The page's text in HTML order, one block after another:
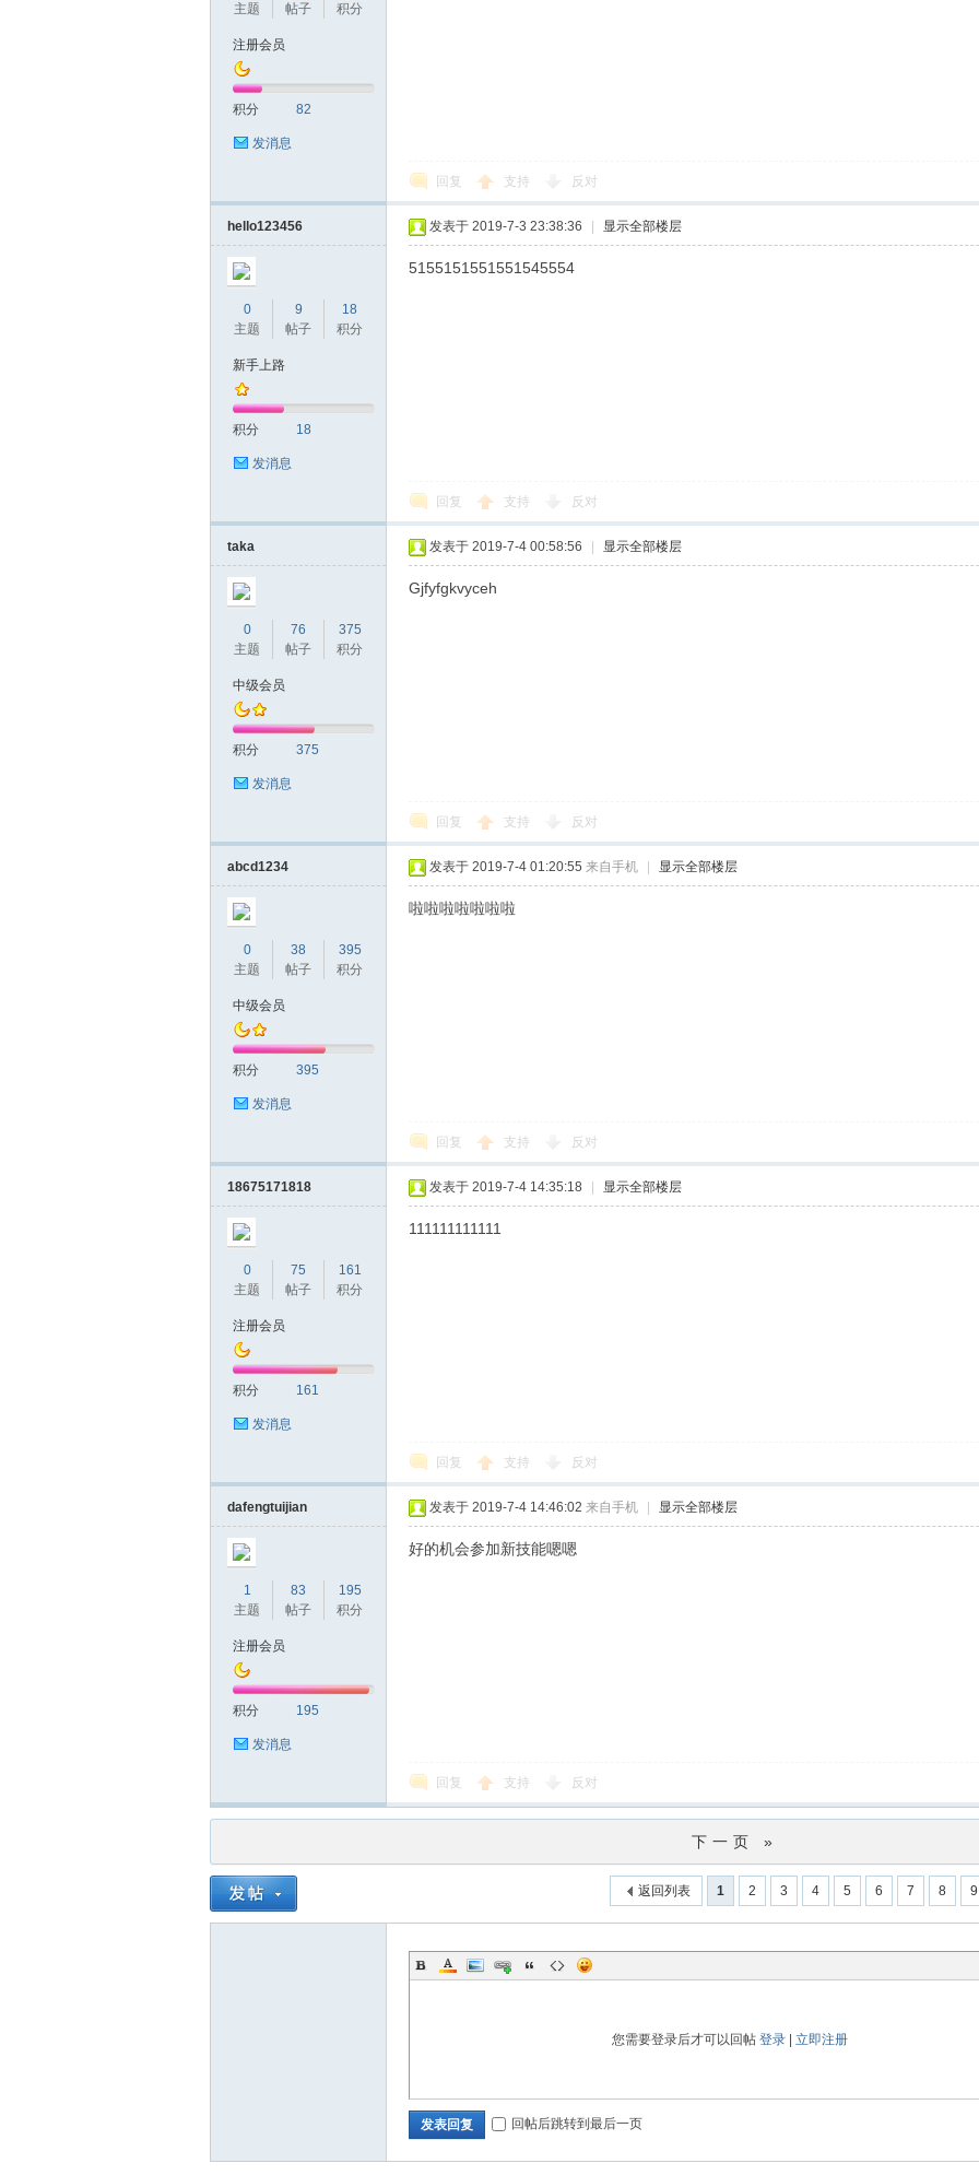
主题
帖子
积分
注册会员
积分 82
发消息
回复 支持 反对
hello123456
0
主题
9
帖子
18
积分
新手上路
积分 18
发消息
发表于 2019-7-3 23:38:36 显示全部楼层
5155151551551545554
回复 支持 反对
taka
0
主题
76
帖子
375
积分
中级会员
积分 375
发消息
发表于 2019-7-4 00:58:56 显示全部楼层
Gjfyfgkvyceh
回复 支持 反对
abcd1234
0
主题
38
帖子
395
积分
中级会员
积分 395
发消息
发表于 2019-7-4 01:20:55 来自手机 显示全部楼层
啦啦啦啦啦啦啦
回复 支持 反对
18675171818
0
主题
75
帖子
161
积分
注册会员
积分 161
发消息
发表于 2019-7-4 14:35:18 显示全部楼层
111111111111
回复 支持 反对
dafengtuijian
1
主题
83
帖子
195
积分
注册会员
积分 195
发消息
发表于 2019-7-4 14:46:02 来自手机 显示全部楼层
好的机会参加新技能嗯嗯
回复 支持 反对
下一页 »
1 2 3 4 5 6 7 8 9
返回列表
您需要登录后才可以回帖 登录| 立即注册
发表回复 回帖后跳转到最后一页